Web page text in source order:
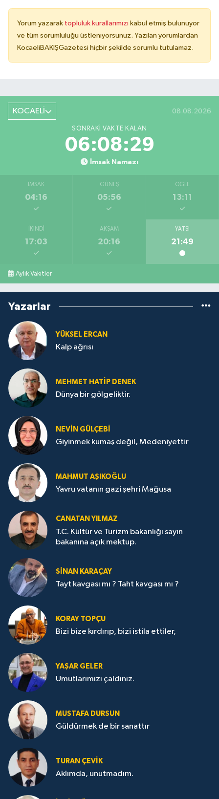
Yorum yazarak topluluk kurallarımızı kabul etmiş bulunuyor
ve tüm sorumluluğu üstleniyorsunuz. Yazılan yorumlardan
KocaeliBAKIŞGazetesi hiçbir şekilde sorumlu tutulamaz.
KOCAELİ 08.08.2026
SONRAKI VAKTE KALAN
06:08:28
İmsak Namazı
İMSAK
04:16
GÜNEŞ
05:56
ÖĞLE
13:11
İKINDI
17:03
AKŞAM
20:16
YATSI
21:49
Aylık Vakitler
Yazarlar
YÜKSEL ERCAN
Kalp ağrısı
MEHMET HATİP DENEK
Dünya bir gölgeliktir.
NEVİN GÜLÇEBİ
Giyinmek kumaş değil, Medeniyettir
MAHMUT AŞIKOĞLU
Yavru vatanın gazi şehri Mağusa
CANATAN YILMAZ
T.C. Kültür ve Turizm bakanlığı sayın
bakanına açık mektup.
SİNAN KARAÇAY
Tayt kavgası mı ? Taht kavgası mı ?
KORAY TOPÇU
Bizi bize kırdırıp, bizi istila ettiler,
YAŞAR GELER
Umutlarımızı çaldınız.
MUSTAFA DURSUN
Güldürmek de bir sanattır
TURAN ÇEVİK
Aklımda, unutmadım.